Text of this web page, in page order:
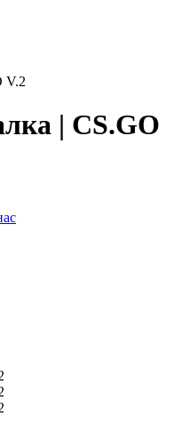
V.2
| CS.GO